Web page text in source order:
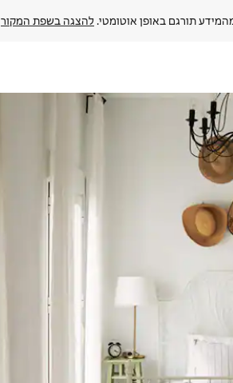
תורגם באופן אוטומטי. להצגה בשפת המקור
בעזרת תנועות מגע או החלקה.